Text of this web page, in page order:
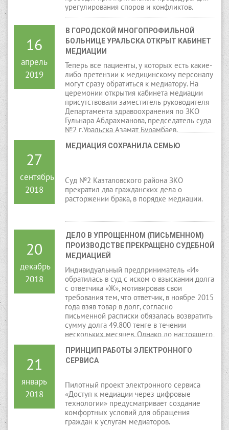
урегулирования споров и конфликтов.
16
апрель
2019
В ГОРОДСКОЙ МНОГОПРОФИЛЬНОЙ
БОЛЬНИЦЕ УРАЛЬСКА ОТКРЫТ КАБИНЕТ
МЕДИАЦИИ
Теперь все пациенты, у которых есть какие-
либо претензии к медицинскому персоналу
могут сразу обратиться к медиатору. На
церемонии открытия кабинета медиации
присутствовали заместитель руководителя
Департамента здравоохранения по ЗКО
Гульнара Абдрахманова, председатель суда
№2 г.Уральска Азамат Бурамбаев,
Ракишева, директор больницы Арман
27
сентябрь
2018
МЕДИАЦИЯ СОХРАНИЛА СЕМЬЮ
Суд №2 Казталовского района ЗКО
прекратил два гражданских дела о
расторжении брака, в порядке медиации.
20
декабрь
2018
ДЕЛО В УПРОЩЕННОМ (ПИСЬМЕННОМ)
ПРОИЗВОДСТВЕ ПРЕКРАЩЕНО СУДЕБНОЙ
МЕДИАЦИЕЙ
Индивидуальный предприниматель «И»
обратилась в суд с иском о взыскании долга
с ответчика «Ж», мотивировав свои
требования тем, что ответчик, в ноябре 2015
года взяв товар в долг, согласно
письменной расписки обязалась возвратить
сумму долга 49.800 тенге в течении
нескольких месяцев. Однако до настоящего
Просила взыскать с ответчика «Ж» сумму
долга 49.800 тенге и возврат
21
январь
2018
ПРИНЦИП РАБОТЫ ЭЛЕКТРОННОГО
СЕРВИСА
Пилотный проект электронного сервиса
«Доступ к медиации через цифровые
технологии» предусматривает создание
комфортных условий для обращения
граждан к услугам медиаторов.